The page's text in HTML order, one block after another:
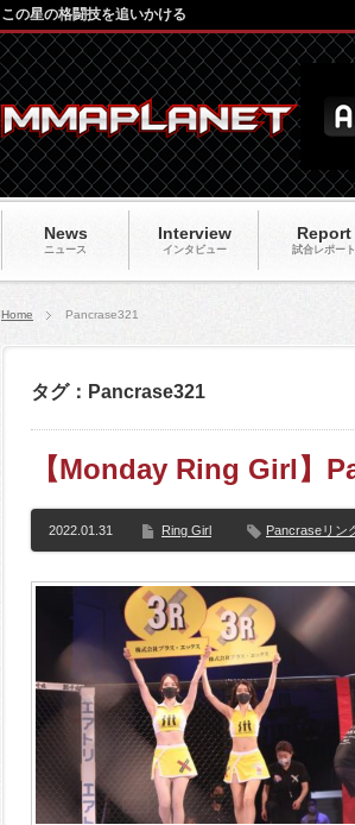
News
ニュース
Interview
インタビュー
Report
試合レポート
この星の格闘技を追いかける
Home Pancrase321
タグ：Pancrase321
【Monday Ring Girl】
2022.01.31 Ring Girl Pancraseリン